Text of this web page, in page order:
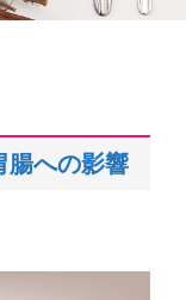
腸への影響